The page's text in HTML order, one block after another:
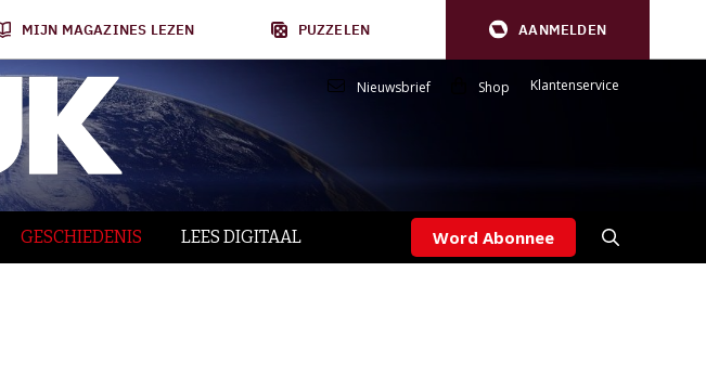
MIJN MAGAZINES LEZEN PUZZELEN AANMELDEN
Nieuwsbrief Shop Klantenservice
GESCHIEDENIS LEES DIGITAAL Word Abonnee